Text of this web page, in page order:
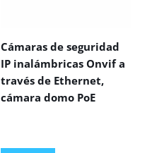
Cámaras de seguridad
IP inalámbricas Onvif a
través de Ethernet,
cámara domo PoE